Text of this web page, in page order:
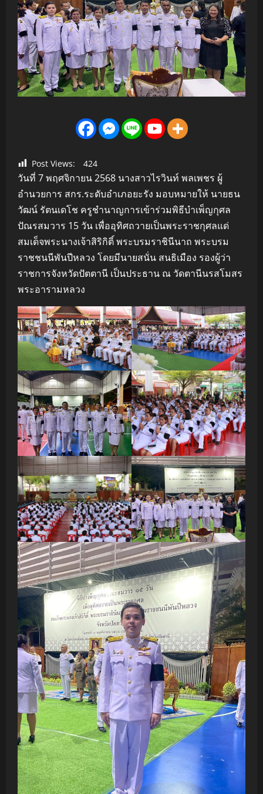
Post Views: 424
วันที่ 7 พฤศจิกายน 2568 นางสาวไรวินท์ พลเพชร ผู้
อำนวยการ สกร.ระดับอำเภอยะรัง มอบหมายให้ นายธน
วัฒน์ รัตนเดโช ครูชำนาญการเข้าร่วมพิธีบำเพ็ญกุศล
ปัณรสมวาร 15 วัน เพื่ออุทิศถวายเป็นพระราชกุศลแด่
สมเด็จพระนางเจ้าสิริกิติ์ พระบรมราชินีนาถ พระบรม
ราชชนนีพันปีหลวง โดยมีนายสนั่น สนธิเมือง รองผู้ว่า
ราชการจังหวัดปัตตานี เป็นประธาน ณ วัดตานีนรสโมสร
พระอารามหลวง